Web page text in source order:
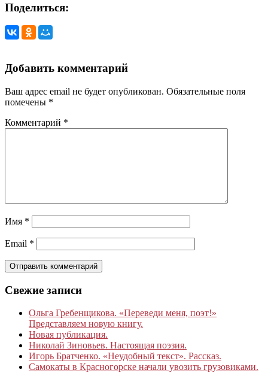
Поделиться:
Добавить комментарий
Ваш адрес email не будет опубликован. Обязательные поля
помечены *
Комментарий *
Имя *
Email *
Свежие записи
Ольга Гребенщикова. «Переведи меня, поэт!»
Представляем новую книгу.
Новая публикация.
Николай Зиновьев. Настоящая поэзия.
Игорь Братченко. «Неудобный текст». Рассказ.
Самокаты в Красногорске начали увозить грузовиками.